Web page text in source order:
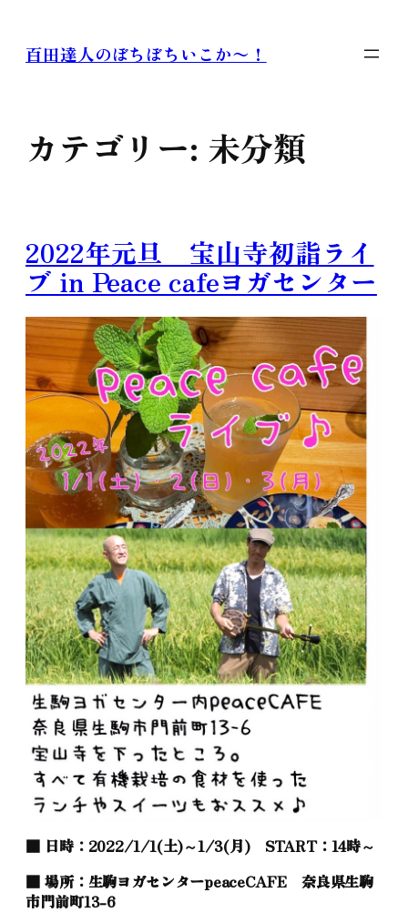
百田達人のぼちぼちいこか〜！
カテゴリー: 未分類
2022年元旦 宝山寺初詣ライ
ブ in Peace cafeヨガセンター
■ 日時：2022/1/1(土)～1/3(月) START：14時～
■ 場所： 生駒ヨガセンターpeaceCAFE
奈良県生駒
市門前町13-6